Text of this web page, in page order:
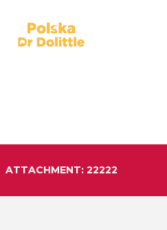
ATTACHMENT: 22222